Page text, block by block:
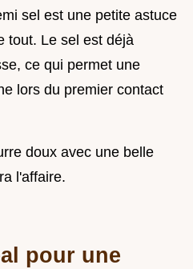
sel est une petite astuce
tout. Le sel est déjà
ce qui permet une
lors du premier contact
doux avec une belle
l'affaire.
pour une